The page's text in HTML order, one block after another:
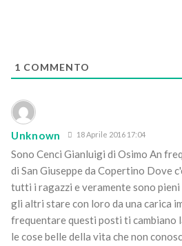
1 COMMENTO
Unknown 18 Aprile 2016 17:04
Sono Cenci Gianluigi di Osimo An
di San Giuseppe da Copertino Dove
tutti i ragazzi e veramente sono
gli altri stare con loro da una carica
frequentare questi posti ti cambiano
le cose belle della vita che non